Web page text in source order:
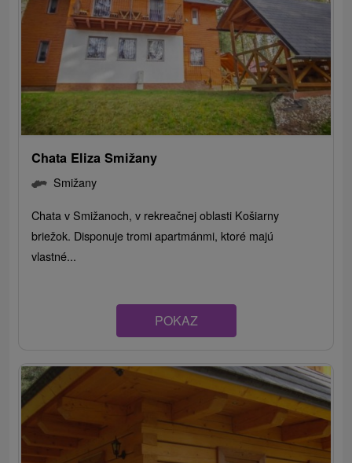
Chata Eliza Smižany
Smižany
Chata v Smižanoch, v rekreačnej oblasti Košiarny
briežok. Disponuje tromi apartmánmi, ktoré majú
vlastné...
POKAZ